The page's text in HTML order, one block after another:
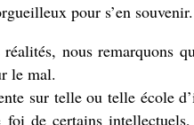
pour s’en souvenir.
nous remarquons
le mal.
sur telle ou telle école
foi de certains